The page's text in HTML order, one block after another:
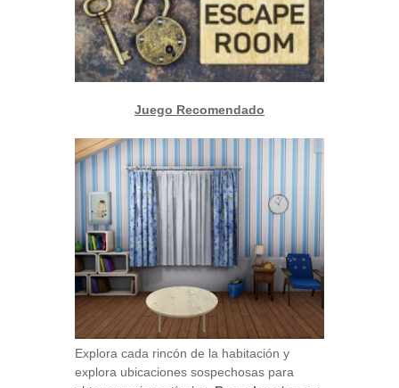
Juego Recomendado
Explora cada rincón de la habitación y
explora ubicaciones sospechosas para